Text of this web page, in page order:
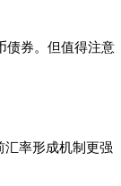
债券。但值得注意
率形成机制更强